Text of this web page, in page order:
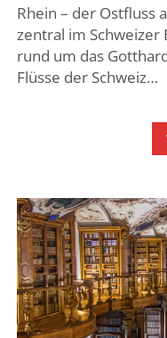
Rhein – der Ostfluss
zentral im Schweizer
rund um das
Flüsse der Schweiz…